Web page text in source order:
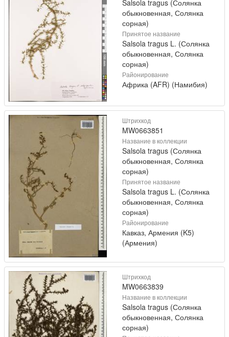
Salsola tragus (Солянка
обыкновенная, Солянка
сорная)
Принятое название
Salsola tragus L. (Солянка
обыкновенная, Солянка
сорная)
Районирование
Африка (AFR) (Намибия)
Штрихкод
MW0663851
Название в коллекции
Salsola tragus (Солянка
обыкновенная, Солянка
сорная)
Принятое название
Salsola tragus L. (Солянка
обыкновенная, Солянка
сорная)
Районирование
Кавказ, Армения (K5)
(Армения)
Штрихкод
MW0663839
Название в коллекции
Salsola tragus (Солянка
обыкновенная, Солянка
сорная)